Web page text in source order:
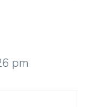
pm